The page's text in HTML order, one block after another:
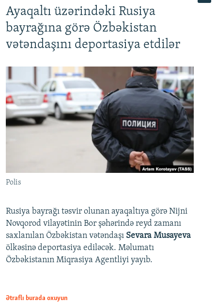
Ayaqaltı üzərindəki Rusiya
bayrağına görə Özbəkistan
vətəndaşını deportasiya etdilər
Polis
Rusiya bayrağı təsvir olunan ayaqaltıya görə Nijni
Novqorod vilayətinin Bor şəhərində reyd zamanı
saxlanılan Özbəkistan vətəndaşı Sevara Musayeva
ölkəsinə deportasiya ediləcək. Məlumatı
Özbəkistanın Miqrasiya Agentliyi yayıb.
Ətraflı burada oxuyun